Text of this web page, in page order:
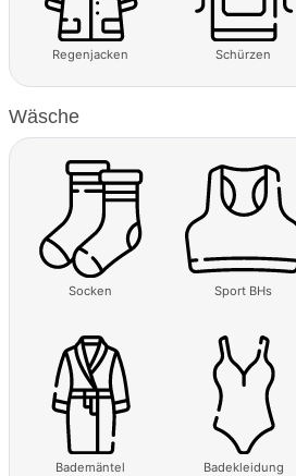
Regenjacken Schürzen
Wäsche
Socken Sport BHs
Bademäntel Badekleidung